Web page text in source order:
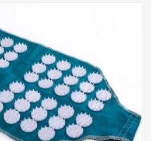
ПРИДБАТИ
Add to Wishlist